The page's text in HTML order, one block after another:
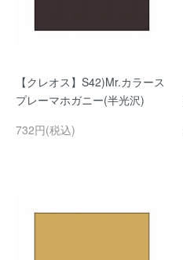
【クレオス】S42)Mr.カラース
プレーマホガニー(半光沢)
732円(税込)